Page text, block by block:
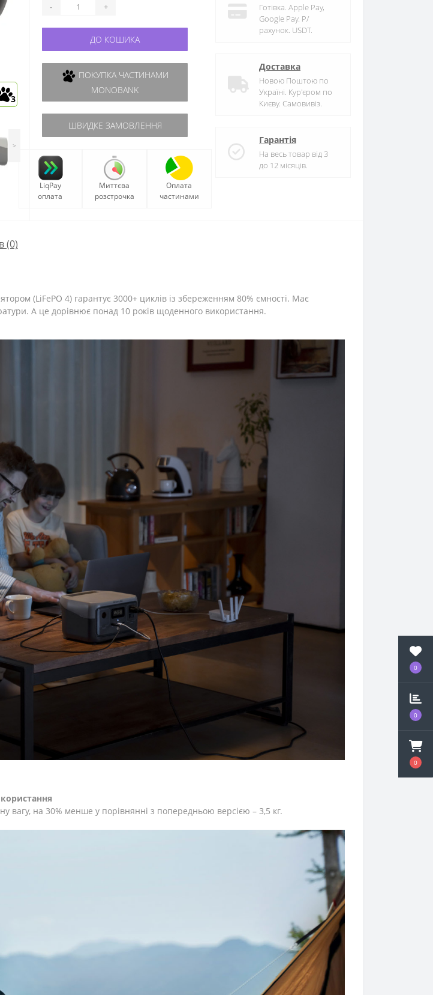
0
0
0
3
>
- +
ДО КОШИКА
MONOBANK
ШВИДКЕ ЗАМОВЛЕННЯ
LiqPay
оплата
Миттєва
розстрочка
Оплата
частинами
Готівка. Apple Pay,
Google Pay. Р/
рахунок. USDT.
Доставка
Новою Поштою по
Україні. Кур'єром по
Києву. Самовивіз.
Гарантія
На весь товар від 3
до 12 місяців.
(0)
(LiFePO 4) гарантує 3000+ циклів із збереженням 80% ємності. Має
А це дорівнює понад 10 років щоденного використання.
вагу, на 30% менше у порівнянні з попередньою версією – 3,5 кг.